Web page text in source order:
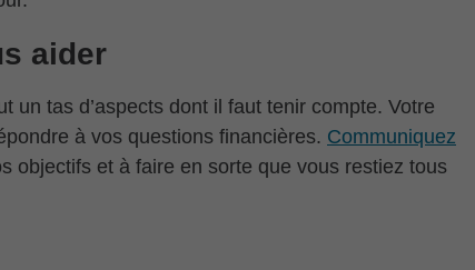
aider
un tas d’aspects dont il faut tenir compte. Votre
à vos questions financières. Communiquez
objectifs et à faire en sorte que vous restiez tous